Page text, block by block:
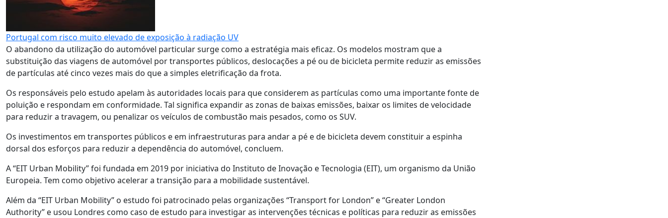
Portugal com risco muito elevado de exposição à radiação UV
O abandono da utilização do automóvel particular surge como a estratégia mais eficaz. Os modelos mostram que a
substituição das viagens de automóvel por transportes públicos, deslocações a pé ou de bicicleta permite reduzir as emissões
de partículas até cinco vezes mais do que a simples eletrificação da frota.
Os responsáveis pelo estudo apelam às autoridades locais para que considerem as partículas como uma importante fonte de
poluição e respondam em conformidade. Tal significa expandir as zonas de baixas emissões, baixar os limites de velocidade
para reduzir a travagem, ou penalizar os veículos de combustão mais pesados, como os SUV.
Os investimentos em transportes públicos e em infraestruturas para andar a pé e de bicicleta devem constituir a espinha
dorsal dos esforços para reduzir a dependência do automóvel, concluem.
A “EIT Urban Mobility” foi fundada em 2019 por iniciativa do Instituto de Inovação e Tecnologia (EIT), um organismo da União
Europeia. Tem como objetivo acelerar a transição para a mobilidade sustentável.
Além da “EIT Urban Mobility” o estudo foi patrocinado pelas organizações “Transport for London” e “Greater London
Authority” e usou Londres como caso de estudo para investigar as intervenções técnicas e políticas para reduzir as emissões